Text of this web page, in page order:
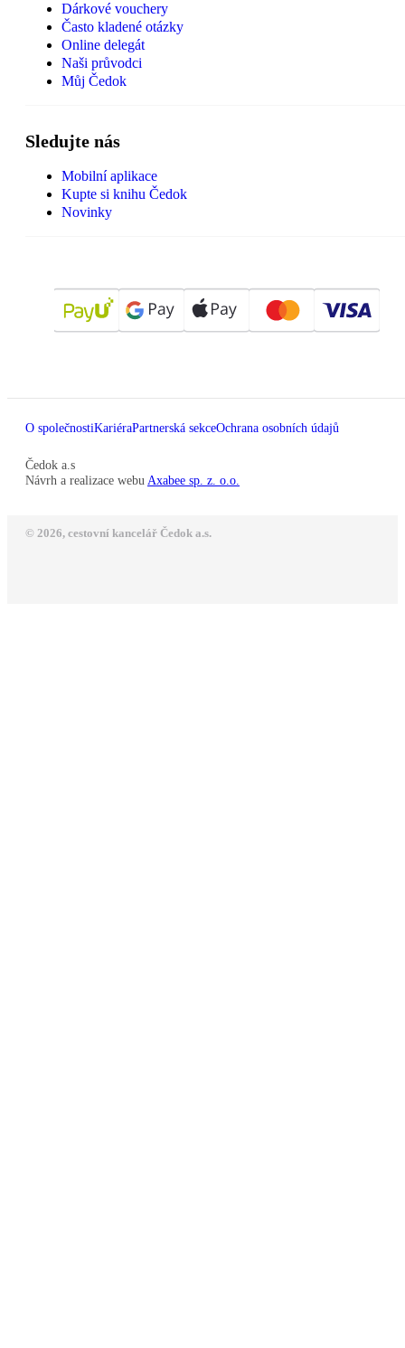
Dárkové vouchery
Často kladené otázky
Online delegát
Naši průvodci
Můj Čedok
Sledujte nás
Mobilní aplikace
Kupte si knihu Čedok
Novinky
O společnostiKariéraPartnerská sekceOchrana osobních údajů
Čedok a.s
Návrh a realizace webu Axabee sp. z. o.o.
© 2026, cestovní kancelář Čedok a.s.